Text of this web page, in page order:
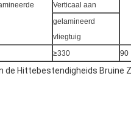
Verticaal aan
gelamineerd
vliegtuig
≥330 90
de Hittebestendigheids Bruine